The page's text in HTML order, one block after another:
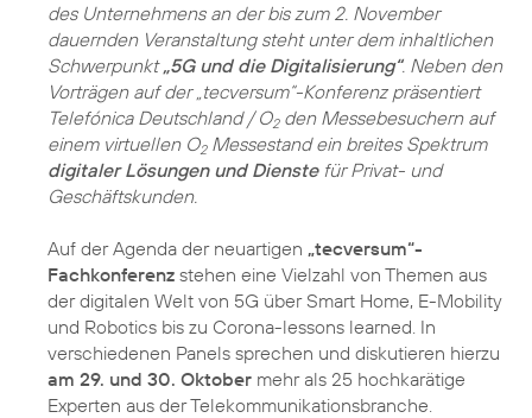
des Unternehmens an der bis zum 2. November
dauernden Veranstaltung steht unter dem inhaltlichen
Schwerpunkt„5G und die Digitalisierung“. Neben den
Vorträgen auf der „tecversum“-Konferenz präsentiert
Telefónica Deutschland / O2den Messebesuchern auf
einem virtuellen O2Messestand ein breites Spektrum
digitaler Lösungen und Dienstefür Privat- und
Geschäftskunden.
Auf der Agenda der neuartigen „tecversum“-
Fachkonferenz stehen eine Vielzahl von Themen aus
der digitalen Welt von 5G über Smart Home, E-Mobility
und Robotics bis zu Corona-lessons learned. In
verschiedenen Panels sprechen und diskutieren hierzu
am 29. und 30. Oktober mehr als 25 hochkarätige
Experten aus der Telekommunikationsbranche.